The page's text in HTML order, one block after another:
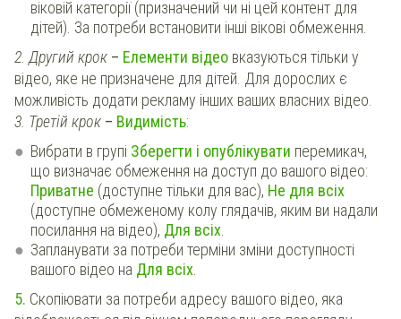
віковій категорії (призначений чи ні цей контент для
дітей). За потреби встановити інші вікові обмеження.
2. Другий крок – Елементи відео вказуються тільки у
відео, яке не призначене для дітей. Для дорослих є
можливість додати рекламу інших ваших власних відео.
3. Третій крок – Видимість:
Вибрати в групі Зберегти і опублікувати перемикач,
що визначає обмеження на доступ до вашого відео:
Приватне (доступне тільки для вас), Не для всіх
(доступне обмеженому колу глядачів, яким ви надали
посилання на відео), Для всіх
Запланувати за потреби терміни зміни доступності
вашого відео на Для всіх
5. Скопіювати за потреби адресу вашого відео, яка